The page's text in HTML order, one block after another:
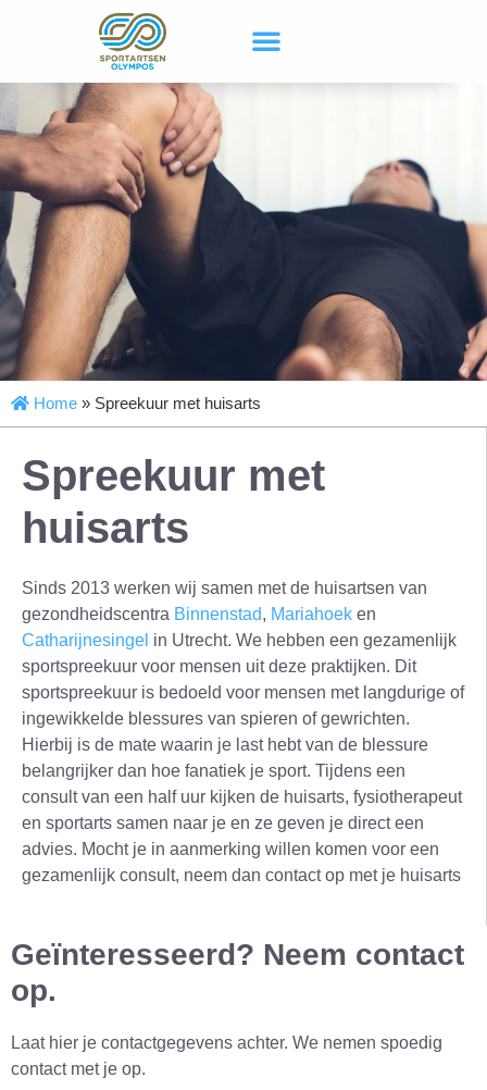
Home » Spreekuur met huisarts
Spreekuur met
huisarts
Sinds 2013 werken wij samen met de huisartsen van
gezondheidscentra Binnenstad, Mariahoek en
Catharijnesingel in Utrecht. We hebben een gezamenlijk
sportspreekuur voor mensen uit deze praktijken. Dit
sportspreekuur is bedoeld voor mensen met langdurige of
ingewikkelde blessures van spieren of gewrichten.
Hierbij is de mate waarin je last hebt van de blessure
belangrijker dan hoe fanatiek je sport. Tijdens een
consult van een half uur kijken de huisarts, fysiotherapeut
en sportarts samen naar je en ze geven je direct een
advies. Mocht je in aanmerking willen komen voor een
gezamenlijk consult, neem dan contact op met je huisarts
Geïnteresseerd? Neem contact
op.
Laat hier je contactgegevens achter. We nemen spoedig
contact met je op.